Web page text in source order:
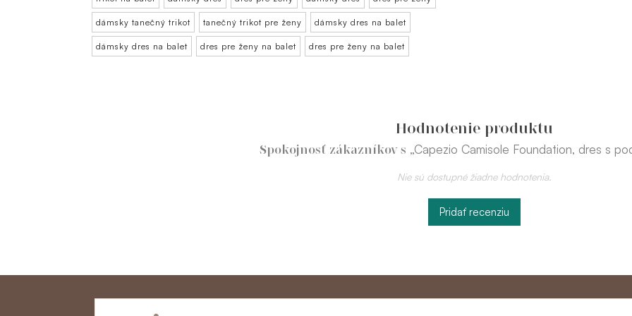
dámsky tanečný trikot tanečný trikot pre ženy dámsky dres na balet
dámsky dres na balet dres pre ženy na balet dres pre ženy na balet
Hodnotenie produktu
Spokojnosť zákazníkov s „Capezio Camisole Foundation, dres s
Nie sú dostupné žiadne hodnotenia.
Pridať recenziu